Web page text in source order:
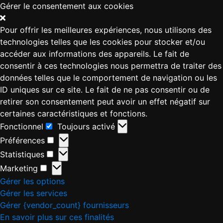
Gérer le consentement aux cookies
Pour offrir les meilleures expériences, nous utilisons des
technologies telles que les cookies pour stocker et/ou
accéder aux informations des appareils. Le fait de
consentir à ces technologies nous permettra de traiter des
données telles que le comportement de navigation ou les
ID uniques sur ce site. Le fait de ne pas consentir ou de
retirer son consentement peut avoir un effet négatif sur
certaines caractéristiques et fonctions.
Fonctionnel
Toujours activé
Préférences
Statistiques
Marketing
Gérer les options
Gérer les services
Gérer {vendor_count} fournisseurs
En savoir plus sur ces finalités